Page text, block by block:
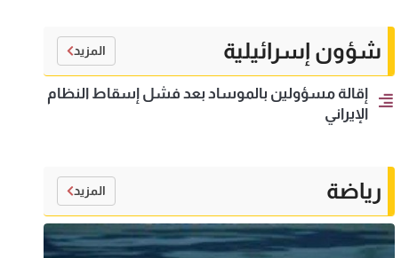
شؤون إسرائيلية المزيد
إقالة مسؤولين بالموساد بعد فشل إسقاط النظام
الإيراني
رياضة المزيد